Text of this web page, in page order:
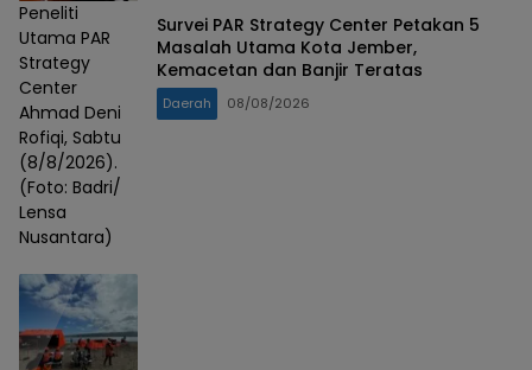
Peneliti
Utama PAR
Strategy
Center
Ahmad Deni
Rofiqi, Sabtu
(8/8/2026).
(Foto: Badri/
Lensa
Nusantara)
Survei PAR Strategy Center Petakan 5
Masalah Utama Kota Jember,
Kemacetan dan Banjir Teratas
Daerah 08/08/2026